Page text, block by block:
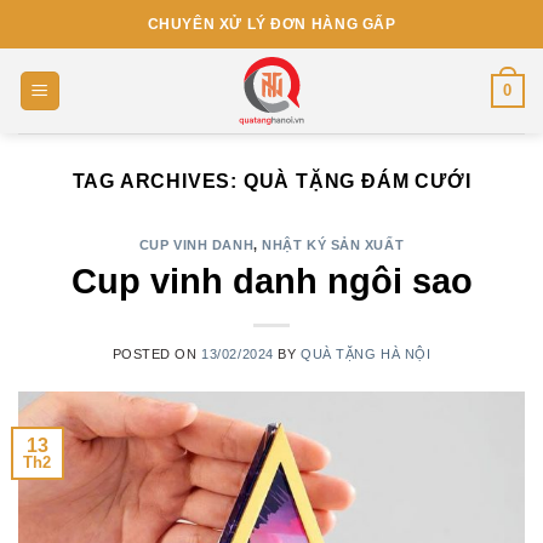
to
content
CHUYÊN XỬ LÝ ĐƠN HÀNG GẤP
0
TAG ARCHIVES: QUÀ TẶNG ĐÁM CƯỚI
CUP VINH DANH,NHẬT KÝ SẢN XUẤT
Cup vinh danh ngôi sao
POSTED ON 13/02/2024 BYQUÀ TẶNG HÀ NỘI
13
Th2